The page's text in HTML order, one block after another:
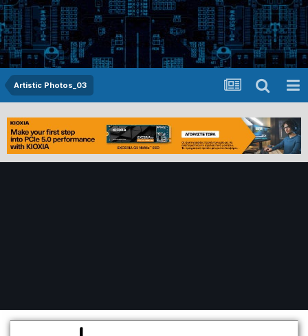
Artistic Photos_03